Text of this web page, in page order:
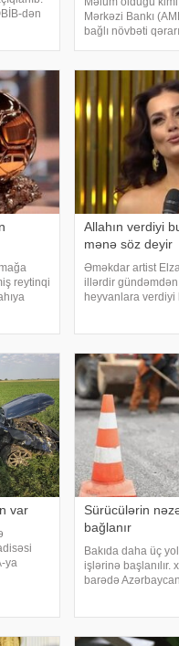
dən
Mərkəzi Bankı
bağlı növbəti
inflyasiyanın
2027-ci ildə isə
reytinqi
Allahın verdiyi
mənə söz deyir
Əməkdar artist
illərdir
heyvanlara verdiyi
E.Seyidcahan
layihəd
var
ya
Sürücülərin
bağlanır
Bakıda daha üç
işlərinə başlanılır.
barədə
vasitələrini